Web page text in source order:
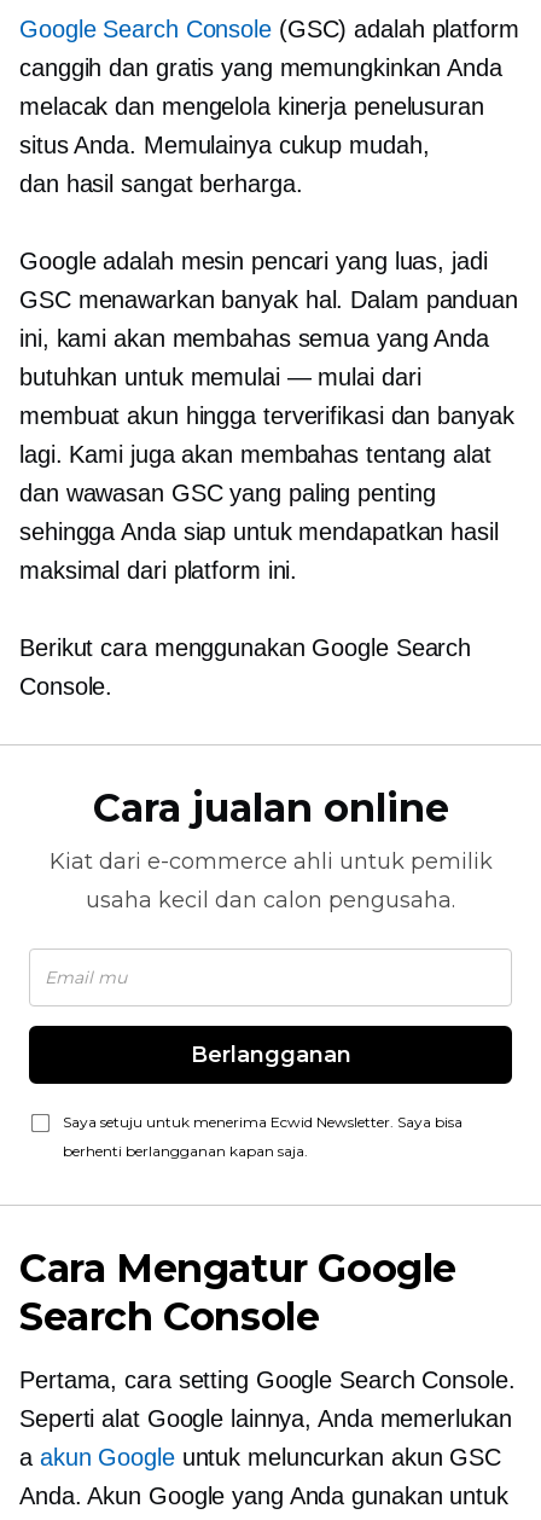
Google Search Console(GSC) adalah platform
canggih dan gratis yang memungkinkan Anda
melacak dan mengelola kinerja penelusuran
situs Anda. Memulainya cukup mudah,
dan hasil sangat berharga.
Google adalah mesin pencari yang luas, jadi
GSC menawarkan banyak hal. Dalam panduan
ini, kami akan membahas semua yang Anda
butuhkan untuk memulai — mulai dari
membuat akun hingga terverifikasi dan banyak
lagi. Kami juga akan membahas tentang alat
dan wawasan GSC yang paling penting
sehingga Anda siap untuk mendapatkan hasil
maksimal dari platform ini.
Berikut cara menggunakan Google Search
Console.
Cara jualan online
Kiat dari e-commerce ahli untuk pemilik
usaha kecil dan calon pengusaha.
Berlangganan
Saya setuju untuk menerima Ecwid Newsletter. Saya bisa
berhenti berlangganan kapan saja.
Cara Mengatur Google
Search Console
Pertama, cara setting Google Search Console.
Seperti alat Google lainnya, Anda memerlukan
a akun Googleuntuk meluncurkan akun GSC
Anda. Akun Google yang Anda gunakan untuk